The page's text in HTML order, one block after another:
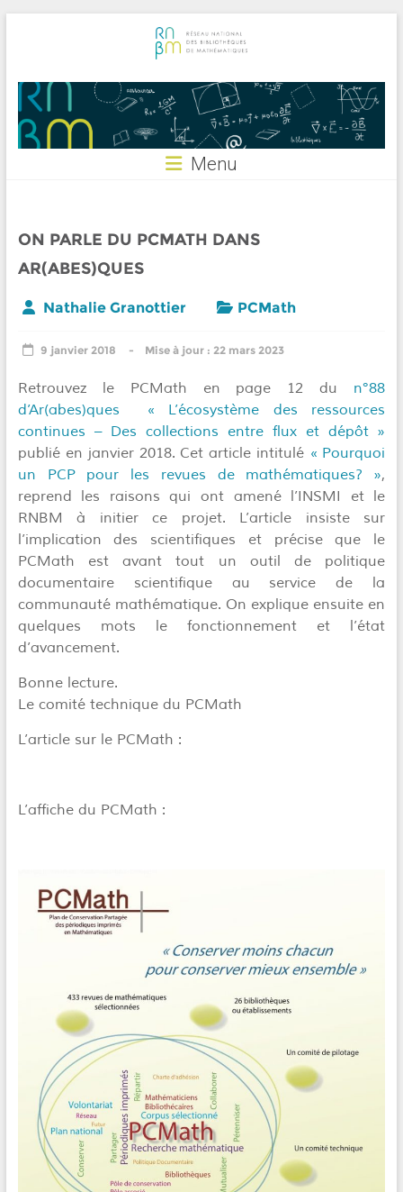
RNBM
Menu
ON PARLE DU PCMATH DANS
AR(ABES)QUES
Nathalie Granottier PCMath
9 janvier 2018 22 mars 2023
Retrouvez le PCMath en page 12 du n°88
d’Ar(abes)ques « L’écosystème des ressources
continues – Des collections entre flux et dépôt »
publié en janvier 2018. Cet article intitulé « Pourquoi
un PCP pour les revues de mathématiques? »,
reprend les raisons qui ont amené l’INSMI et le
RNBM à initier ce projet. L’article insiste sur
l’implication des scientifiques et précise que le
PCMath est avant tout un outil de politique
documentaire scientifique au service de la
communauté mathématique. On explique ensuite en
quelques mots le fonctionnement et l’état
d’avancement.
Bonne lecture.
Le comité technique du PCMath
L’article sur le PCMath :
L’affiche du PCMath :